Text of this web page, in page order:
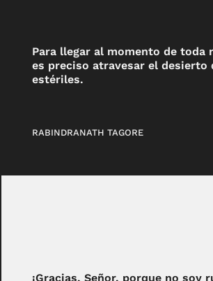
Para llegar al momento de toda
es preciso atravesar el desierto
estériles.
RABINDRANATH TAGORE
¡Gracias, Señor, porque no soy